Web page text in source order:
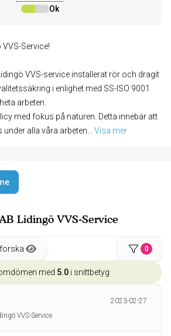
Ok
Service!
VVS-service installerat rör och dragit
i enlighet med SS-ISO 9001
arbeten.
med fokus på naturen. Detta innebär att
alla våra arbeten
Visa mer
Lidingö VVS-Service
0
med 5.0 i snittbetyg
2023-02-27
VVS-Service